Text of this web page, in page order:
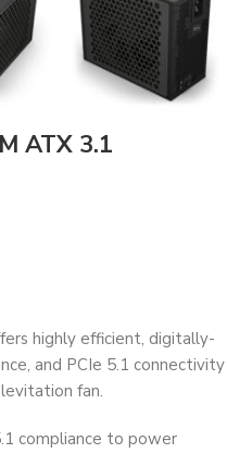
ATX 3.1
highly efficient, digitally-
and PCIe 5.1 connectivity
fan.
compliance to power